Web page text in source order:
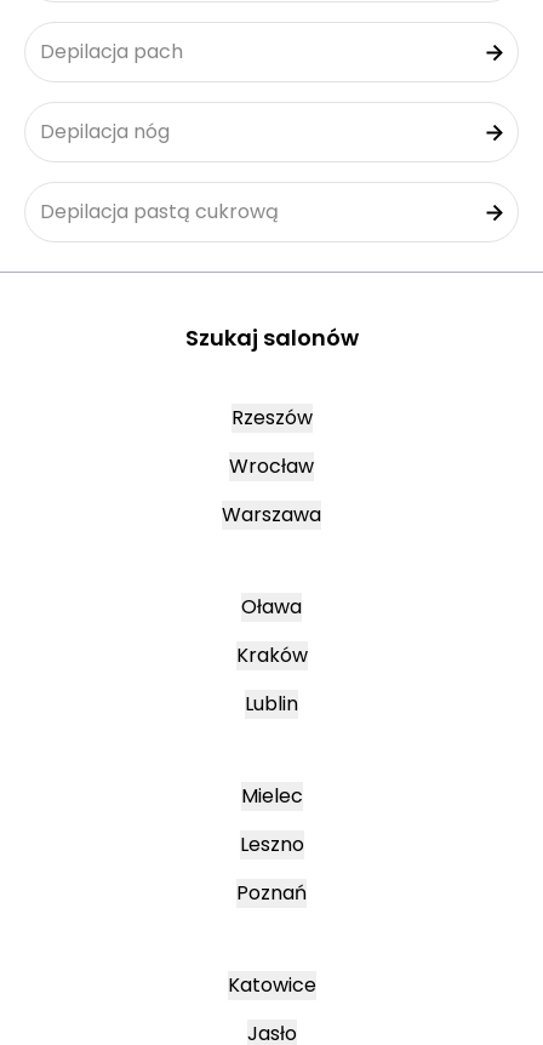
Depilacja pach
Depilacja nóg
Depilacja pastą cukrową
Szukaj salonów
Rzeszów
Wrocław
Warszawa
Oława
Kraków
Lublin
Mielec
Leszno
Poznań
Katowice
Jasło